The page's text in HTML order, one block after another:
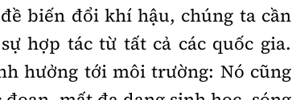
biến đổi khí hậu, chúng ta cần
hợp tác từ tất cả các quốc gia.
hưởng tới môi trường: Nó cũng